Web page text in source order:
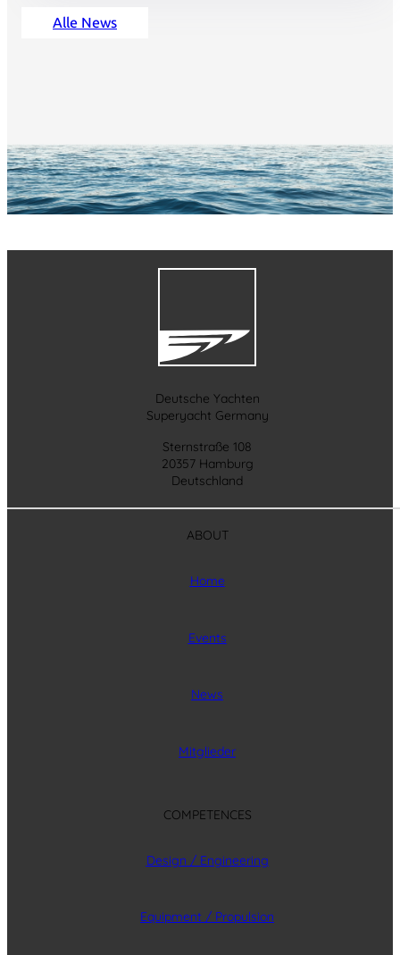
Alle News
Deutsche Yachten
Superyacht Germany
Sternstraße 108
20357 Hamburg
Deutschland
ABOUT
Home
Events
News
Mitglieder
COMPETENCES
Design / Engineering
Equipment / Propulsion